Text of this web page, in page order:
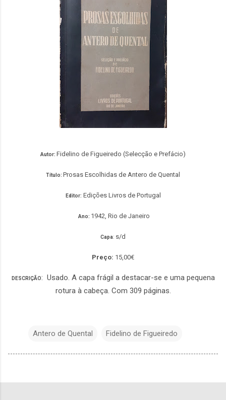
Autor: Fidelino de Figueiredo (Selecção e Prefácio)
Título: Prosas Escolhidas de Antero de Quental
Editor: Edições Livros de Portugal
Ano: 1942, Rio de Janeiro
Capa: s/d
Preço: 15,00€
DESCRIÇÃO: Usado. A capa frágil a destacar-se e uma pequena
rotura à cabeça. Com 309 páginas.
Antero de Quental Fidelino de Figueiredo